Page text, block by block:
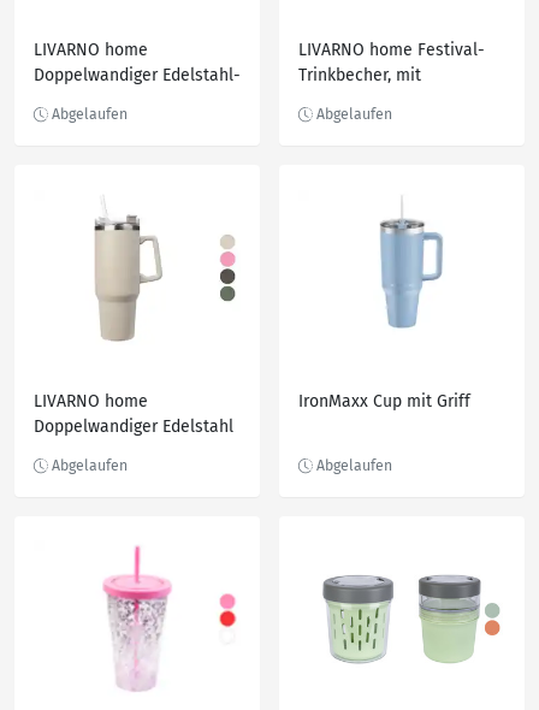
LIVARNO home
Doppelwandiger Edelstahl-
LIVARNO home Festival-
Trinkbecher, mit
LIVARNO home
Doppelwandiger Edelstahl
IronMaxx Cup mit Griff